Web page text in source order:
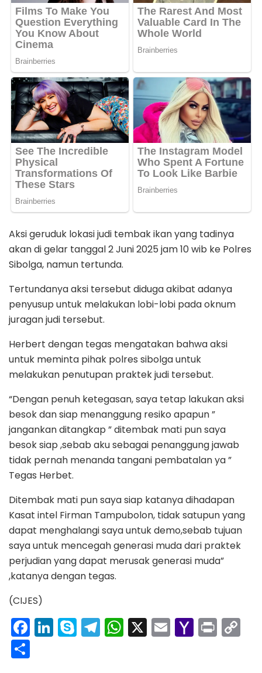
Aksi geruduk lokasi judi tembak ikan yang tadinya
akan di gelar tanggal 2 Juni 2025 jam 10 wib ke Polres
Sibolga, namun tertunda.
Tertundanya aksi tersebut diduga akibat adanya
penyusup untuk melakukan lobi-lobi pada oknum
juragan judi tersebut.
Herbert dengan tegas mengatakan bahwa aksi
untuk meminta pihak polres sibolga untuk
melakukan penutupan praktek judi tersebut.
“Dengan penuh ketegasan, saya tetap lakukan aksi
besok dan siap menanggung resiko apapun ”
jangankan ditangkap ” ditembak mati pun saya
besok siap ,sebab aku sebagai penanggung jawab
tidak pernah menanda tangani pembatalan ya ”
Tegas Herbet.
Ditembak mati pun saya siap katanya dihadapan
Kasat intel Firman Tampubolon, tidak satupun yang
dapat menghalangi saya untuk demo,sebab tujuan
saya untuk mencegah generasi muda dari praktek
perjudian yang dapat merusak generasi muda”
,katanya dengan tegas.
(CIJES)
F
a
Li
n
S
k
T
el
W
h
X E
m
Y
a
Pr
in